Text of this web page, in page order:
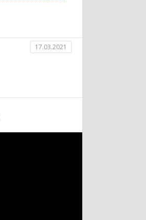
17.03.2021